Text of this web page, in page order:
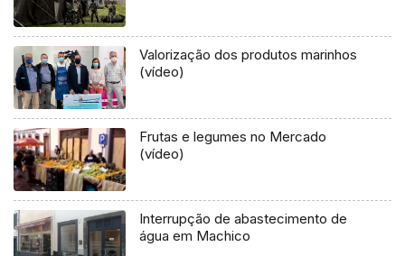
Valorização dos produtos marinhos
(vídeo)
Frutas e legumes no Mercado
(vídeo)
Interrupção de abastecimento de
água em Machico